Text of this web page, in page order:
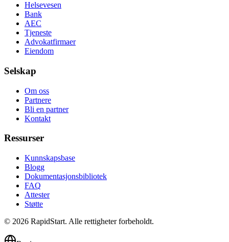
Helsevesen
Bank
AEC
Tjeneste
Advokatfirmaer
Eiendom
Selskap
Om oss
Partnere
Bli en partner
Kontakt
Ressurser
Kunnskapsbase
Blogg
Dokumentasjonsbibliotek
FAQ
Attester
Støtte
© 2026 RapidStart. Alle rettigheter forbeholdt.